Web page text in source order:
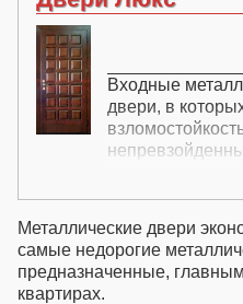
дверей в
дверей с одной
необходима
домах старого
имеет смысл
предожить
усиленные
квартирные
позиции,
Входные
двери, в
такого
могут быть
Купить
Металлические двери
самые недорогие
предназначенные,
квартирах.